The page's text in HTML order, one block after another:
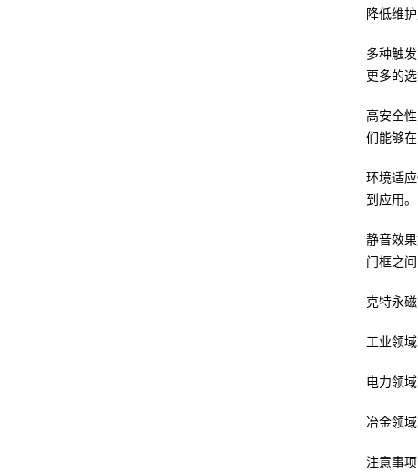
降低维
多种触
更多的
高安全
们能够
环境适
到应用。
静音效
门框之
克特永
工业领
电力领
冶金领
注意事项